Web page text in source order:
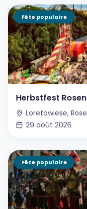
Fête populaire
Herbstfest
Loretowiese,
29 août 2026
Fête populaire